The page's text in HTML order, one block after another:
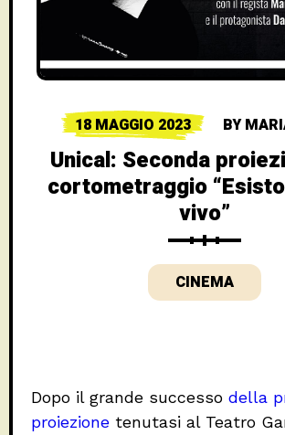
18 MAGGIO 2023 BY
Unical: Seconda
cortometraggio
vivo”
CINEMA
Dopo il grande successo della
proiezione tenutasi al Teatro